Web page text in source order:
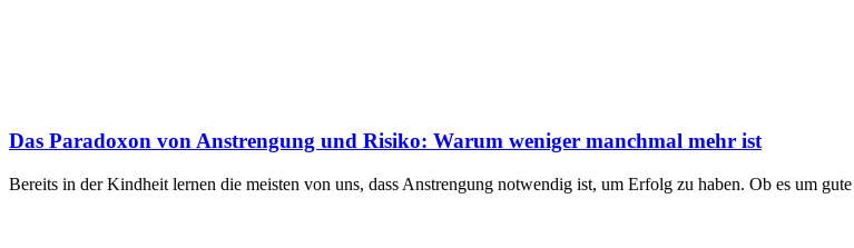
Das Paradoxon von Anstrengung und Risiko: Warum weniger manchmal mehr ist
Bereits in der Kindheit lernen die meisten von uns, dass Anstrengung notwendig ist, um Erfolg zu haben. Ob es um